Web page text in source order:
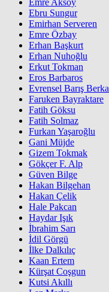
Emre Aksoy
Ebru Sungur
Emirhan Serveren
Emre Özbay
Erhan Başkurt
Erhan Nuhoğlu
Erkut Tokman
Eros Barbaros
Evrensel Barış
Faruken Bayraktare
Fatih Göksu
Fatih Solmaz
Furkan Yaşaroğlu
Gani Müjde
Gizem Tokmak
Gökçer F. Alp
Güven Bilge
Hakan Bilgehan
Hakan Çelik
Hale Pakcan
Haydar Işık
İbrahim Sarı
İdil Görgü
İlke Dalkılıç
Kaan Ertem
Kürşat Coşgun
Kutsi Akıllı